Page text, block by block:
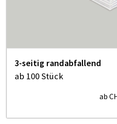
3-seitig randabfallend
ab 100 Stück
ab